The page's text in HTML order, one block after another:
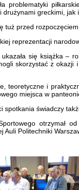
problematyki
drużynami greckimi,
tuż przed
reprezentacji
się książka –
skorzystać z
teoretyczne i
miejsca w
spotkania świadczy
otrzymał
Auli Politechniki